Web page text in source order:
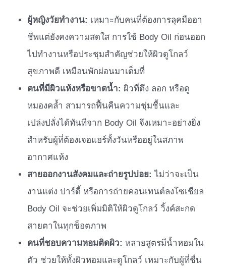
ผู้หญิงวัยทำงาน: เหมาะกับคนที่ต้องการลุคมืออา
ชีพแต่ยังคงความสดใส การใช้ Body Oil ก่อนออก
ไปทำงานหรือประชุมสำคัญช่วยให้ผิวดูโกลว์
สุขภาพดี เหมือนพักผ่อนมาเต็มที่
คนที่มีผิวแห้งหรือขาดน้ำ: ผิวที่ตึง ลอก หรือดู
หมองคล้ำ สามารถฟื้นคืนความชุ่มชื้นและ
เปล่งปลั่งได้ทันทีจาก Body Oil จึงเหมาะอย่างยิ่ง
สำหรับผู้ที่ต้องเจอแอร์ทั้งวันหรืออยู่ในสภาพ
อากาศแห้ง
สายออกงานสังคมและถ่ายรูปบ่อย: ไม่ว่าจะเป็น
งานแต่ง ปาร์ตี้ หรือการถ่ายคอนเทนต์ลงโซเชียล
Body Oil จะช่วยเพิ่มมิติให้ผิวดูโกลว์ วิ้งค์สะกด
สายตาในทุกช็อตภาพ
คนที่ชอบความหอมติดผิว: หลายสูตรมีน้ำหอมใน
ตัว ช่วยให้ทั้งผิวหอมและดูโกลว์ เหมาะกับผู้ที่ชื่น